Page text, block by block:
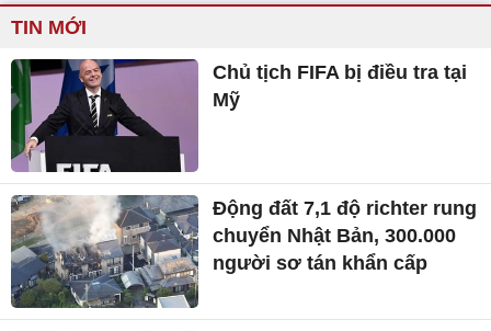
TIN MỚI
Chủ tịch FIFA bị điều tra tại
Mỹ
Động đất 7,1 độ richter rung
chuyển Nhật Bản, 300.000
người sơ tán khẩn cấp